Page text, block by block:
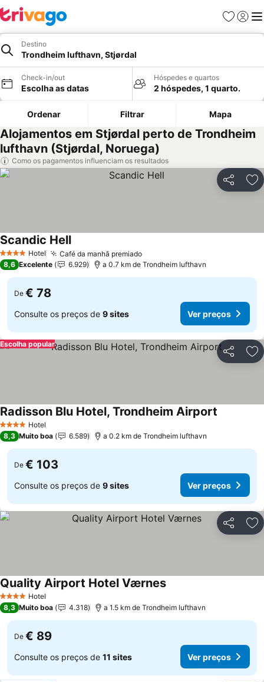
Favoritos
Iniciar
Destino
Trondheim lufthavn, Stjørdal
Check-in/out
Escolha as datas
Hóspedes e quartos
2 hóspedes, 1 quarto.
Ordenar Filtrar Mapa
Alojamentos em Stjørdal perto de Trondheim
lufthavn (Stjørdal, Noruega)
Como os pagamentos influenciam os resultados
Partilhar
4 EstrelasHotel Café da manhã premiado
Scandic Hell
8,6 Excelente 6.929 a 0.7 km de Trondheim lufthavn
De € 78
Consulte os preços de 9 sites Ver preços
Partilhar
Escolha popular
4 EstrelasHotel
Radisson Blu Hotel, Trondheim Airport
8,3 Muito boa 6.589 a 0.2 km de Trondheim lufthavn
De € 103
Consulte os preços de 9 sites Ver preços
Partilhar
4 EstrelasHotel
Quality Airport Hotel Værnes
8,3 Muito boa 4.318 a 1.5 km de Trondheim lufthavn
De € 89
Consulte os preços de 11 sites Ver preços